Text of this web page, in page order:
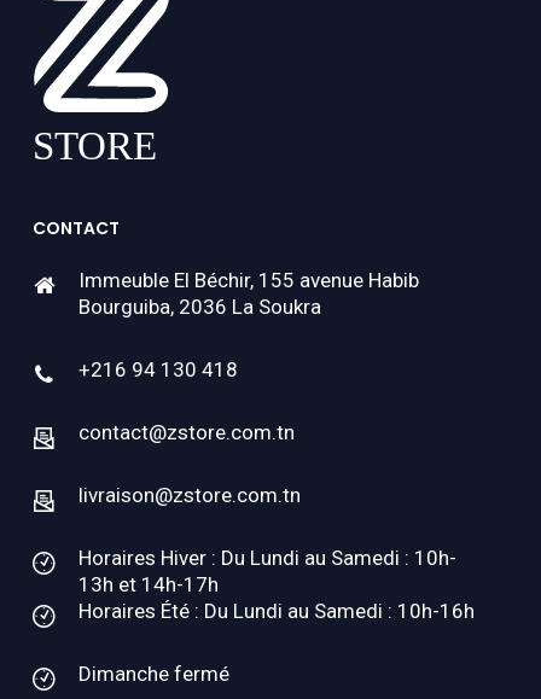
CONTACT
Immeuble El Béchir, 155 avenue Habib
Bourguiba, 2036 La Soukra
+216 94 130 418
contact@zstore.com.tn
livraison@zstore.com.tn
Horaires Hiver : Du Lundi au Samedi : 10h-
13h et 14h-17h
Horaires Été : Du Lundi au Samedi : 10h-16h
Dimanche fermé